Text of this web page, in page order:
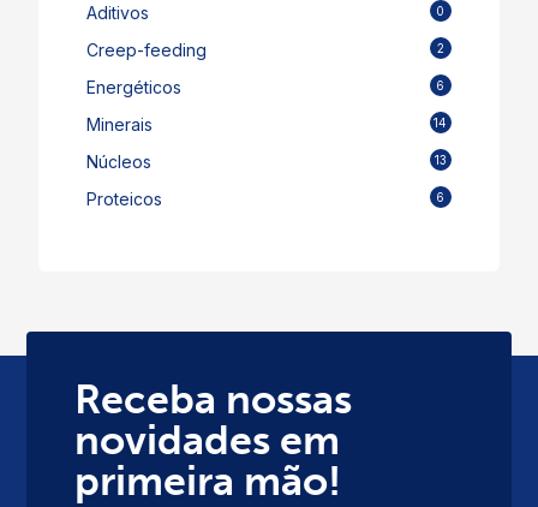
Aditivos 0
Creep-feeding 2
Energéticos 6
Minerais 14
Núcleos 13
Proteicos 6
Receba nossas
novidades em
primeira mão!